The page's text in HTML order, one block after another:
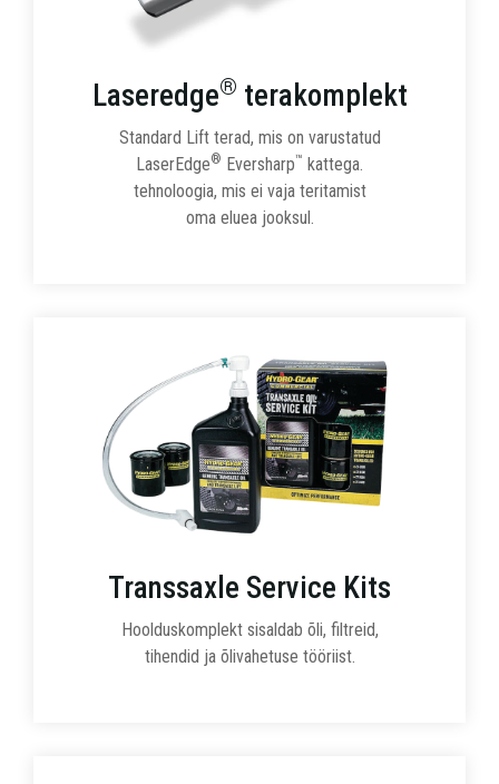
Laseredge® terakomplekt
Standard Lift terad, mis on varustatud
LaserEdge® Eversharp™ kattega.
tehnoloogia, mis ei vaja teritamist
oma eluea jooksul.
Transsaxle Service Kits
Hoolduskomplekt sisaldab õli, filtreid,
tihendid ja õlivahetuse tööriist.